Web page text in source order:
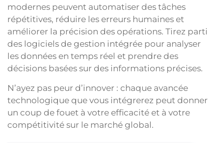
modernes peuvent automatiser des tâches
répétitives, réduire les erreurs humaines et
améliorer la précision des opérations. Tirez parti
des logiciels de gestion intégrée pour analyser
les données en temps réel et prendre des
décisions basées sur des informations précises.
N’ayez pas peur d’innover : chaque avancée
technologique que vous intégrerez peut donner
un coup de fouet à votre efficacité et à votre
compétitivité sur le marché global.